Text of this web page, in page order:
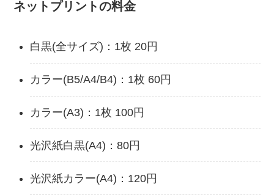
ネットプリントの料金
白黒(全サイズ)：1枚 20円
カラー(B5/A4/B4)：1枚 60円
カラー(A3)：1枚 100円
光沢紙白黒(A4)：80円
光沢紙カラー(A4)：120円